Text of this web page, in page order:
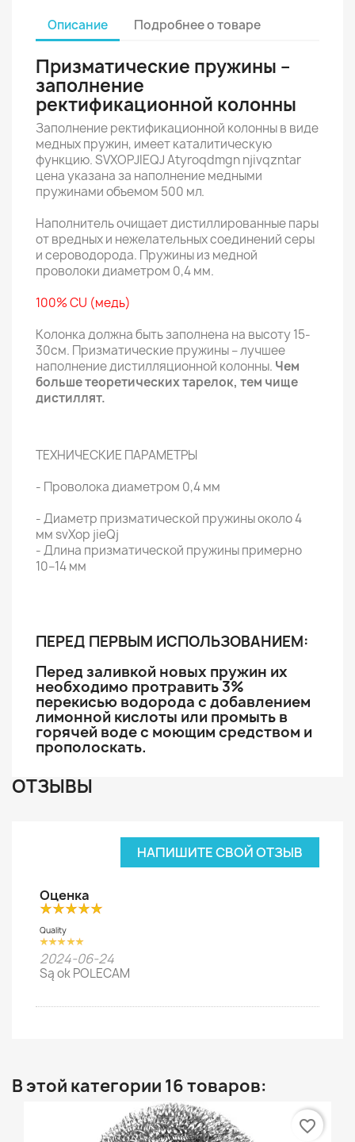
Описание Подробнее о товаре
Призматические пружины –
заполнение
ректификационной колонны
Заполнение ректификационной колонны в виде
медных пружин, имеет каталитическую
функцию. SVXOPJIEQJ Atyroqdmgn njivqzntar
цена указана за наполнение медными
пружинами объемом 500 мл.
Наполнитель очищает дистиллированные пары
от вредных и нежелательных соединений серы
и сероводорода. Пружины из медной
проволоки диаметром 0,4 мм.
100% CU (медь)
Колонка должна быть заполнена на высоту 15-
30см. Призматические пружины – лучшее
наполнение дистилляционной колонны. Чем
больше теоретических тарелок, тем чище
дистиллят.
ТЕХНИЧЕСКИЕ ПАРАМЕТРЫ
- Проволока диаметром 0,4 мм
- Диаметр призматической пружины около 4
мм svXop jieQj
- Длина призматической пружины примерно
10–14 мм
ПЕРЕД ПЕРВЫМ ИСПОЛЬЗОВАНИЕМ:
Перед заливкой новых пружин их
необходимо протравить 3%
перекисью водорода с добавлением
лимонной кислоты или промыть в
горячей воде с моющим средством и
прополоскать.
ОТЗЫВЫ
НАПИШИТЕ СВОЙ ОТЗЫВ
Оценка
Quality
2024-06-24
Są ok POLECAM
В этой категории 16 товаров:
favorite_border